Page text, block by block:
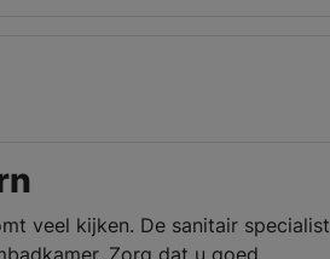
veel kijken. De sanitair specialist
Zorg dat u goed